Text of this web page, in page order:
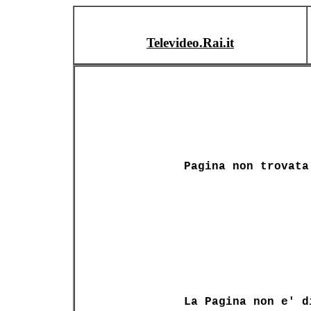
Televideo.Rai.it
Pagina non trovata
La Pagina non e'